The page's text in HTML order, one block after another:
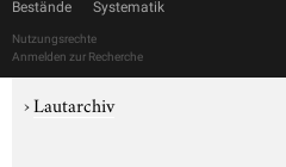
Bestände Systematik
Nutzungsrechte
Anmelden zur Recherche
›Lautarchiv